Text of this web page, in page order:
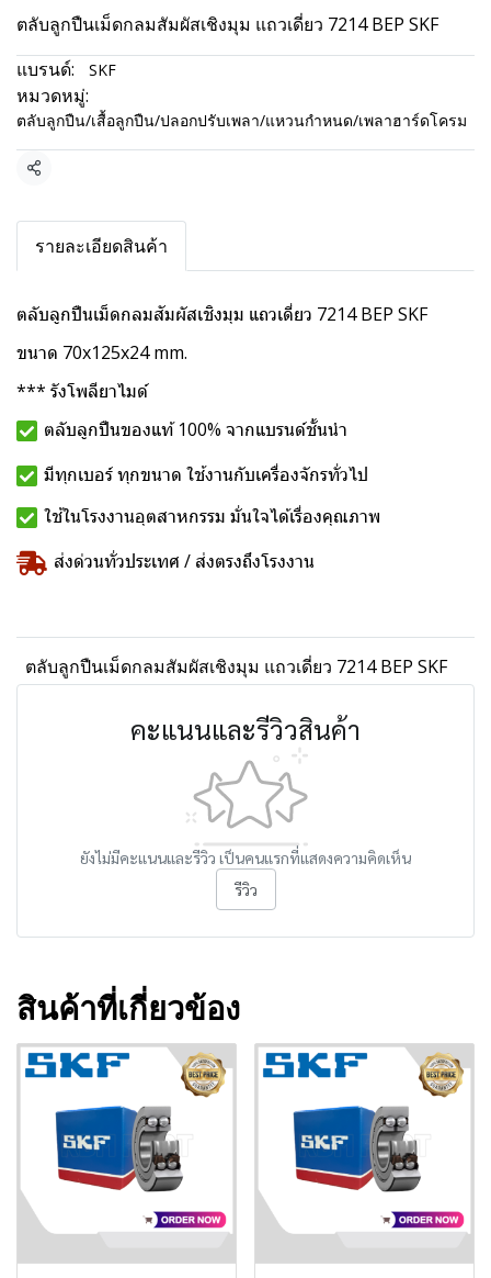
ตลับลูกปืนเม็ดกลมสัมผัสเชิงมุม แถวเดี่ยว 7214 BEP SKF
แบรนด์:
SKF
หมวดหมู่:
ตลับลูกปืน/เสื้อลูกปืน/ปลอกปรับเพลา/แหวนกำหนด/เพลาฮาร์ดโครม
แชร์
รายละเอียดสินค้า
ตลับลูกปืนเม็ดกลมสัมผัสเชิงมุม แถวเดี่ยว 7214 BEP SKF
ขนาด 70x125x24 mm.
*** รังโพลียาไมด์
ตลับลูกปืนของแท้ 100% จากแบรนด์ชั้นนำ
มีทุกเบอร์ ทุกขนาด ใช้งานกับเครื่องจักรทั่วไป
ใช้ในโรงงานอุตสาหกรรม มั่นใจได้เรื่องคุณภาพ
ส่งด่วนทั่วประเทศ / ส่งตรงถึงโรงงาน
ตลับลูกปืนเม็ดกลมสัมผัสเชิงมุม แถวเดี่ยว 7214 BEP SKF
คะแนนและรีวิวสินค้า
ยังไม่มีคะแนนและรีวิว เป็นคนแรกที่แสดงความคิดเห็น
รีวิว
สินค้าที่เกี่ยวข้อง